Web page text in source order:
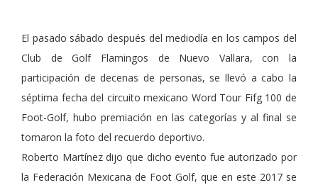
El pasado sábado después del mediodía en los campos del
Club de Golf Flamingos de Nuevo Vallara, con la
participación de decenas de personas, se llevó a cabo la
séptima fecha del circuito mexicano Word Tour Fifg 100 de
Foot-Golf, hubo premiación en las categorías y al final se
tomaron la foto del recuerdo deportivo.
Roberto Martínez dijo que dicho evento fue autorizado por
la Federación Mexicana de Foot Golf, que en este 2017 se